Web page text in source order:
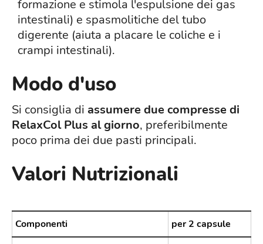
formazione e stimola l'espulsione dei gas
intestinali) e spasmolitiche del tubo
digerente (aiuta a placare le coliche e i
crampi intestinali).
Modo d'uso
Si consiglia di assumere due compresse di
RelaxCol Plus al giorno, preferibilmente
poco prima dei due pasti principali.
Valori Nutrizionali
Componenti per 2 capsule